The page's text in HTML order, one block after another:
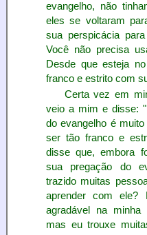
evangelho, não
eles se voltaram
sua perspicácia
Você não precisa
Desde que esteja
franco e estrito com
Certa vez em
veio a mim e disse:
do evangelho é
ser tão franco e
disse que, embora
sua pregação do
trazido muitas
aprender com ele?
agradável na minha
mas eu trouxe